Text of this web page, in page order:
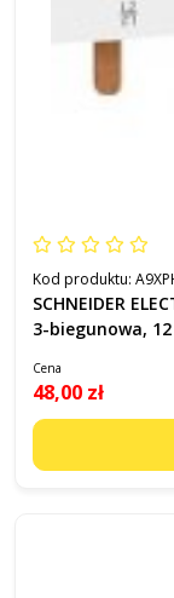
Kod produktu:
SCHNEIDER
3-biegunowa, 12
Cena
48,00 zł